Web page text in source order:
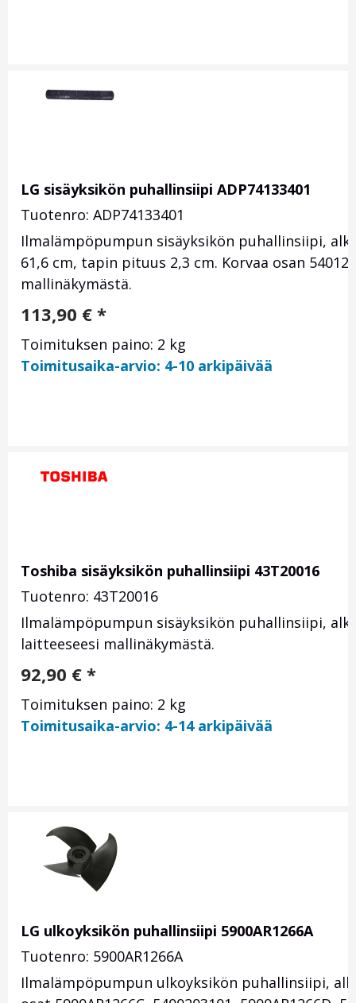
LG sisäyksikön puhallinsiipi ADP74133401
Tuotenro: ADP74133401
Ilmalämpöpumpun sisäyksikön puhallinsiipi,
61,6 cm, tapin pituus 2,3 cm. Korvaa osan
mallinäkymästä.
113,90 € *
Toimituksen paino: 2 kg
Toimitusaika-arvio: 4-10 arkipäivää
Toshiba sisäyksikön puhallinsiipi 43T20016
Tuotenro: 43T20016
Ilmalämpöpumpun sisäyksikön puhallinsiipi,
laitteeseesi mallinäkymästä.
92,90 € *
Toimituksen paino: 2 kg
Toimitusaika-arvio: 4-14 arkipäivää
LG ulkoyksikön puhallinsiipi 5900AR1266A
Tuotenro: 5900AR1266A
Ilmalämpöpumpun ulkoyksikön puhallinsiipi,